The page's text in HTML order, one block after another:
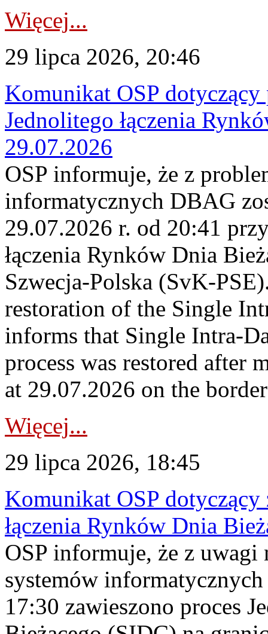
Więcej...
29 lipca 2026, 20:46
Komunikat OSP
Jednolitego łączenia
29.07.2026
OSP informuje, że z
informatycznych DBAG
29.07.2026 r. od 20:41
łączenia Rynków Dnia
Szwecja-Polska (SvK-
restoration of the Single
informs that Single Intra-
process was restored after
at 29.07.2026 on the
Więcej...
29 lipca 2026, 18:45
Komunikat OSP dotyczący
łączenia Rynków Dnia
OSP informuje, że z uwagi
systemów
17:30 zawieszono proces